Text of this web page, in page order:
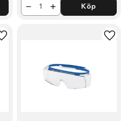
Köp
Lägg till i favoriter